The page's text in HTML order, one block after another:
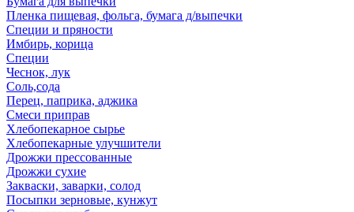
Пленка пищевая, фольга, бумага д/выпечки
Специи и пряности
Имбирь, корица
Специи
Чеснок, лук
Соль,сода
Перец, паприка, аджика
Смеси приправ
Хлебопекарное сырье
Хлебопекарные улучшители
Дрожжи прессованные
Дрожжи сухие
Закваски, заварки, солод
Посыпки зерновые, кунжут